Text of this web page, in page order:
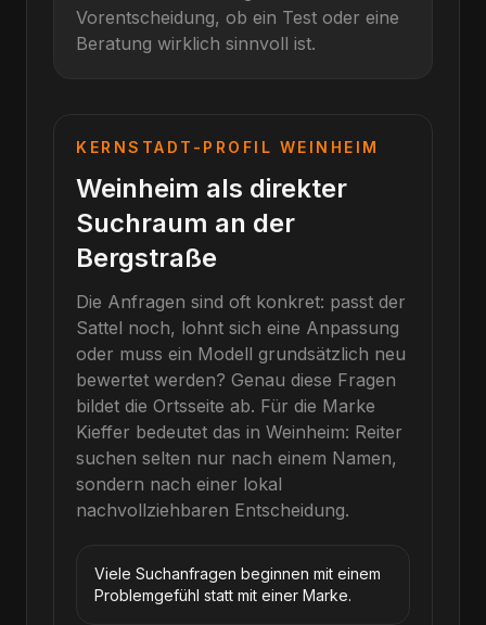
Vorentscheidung, ob ein Test oder eine
Beratung wirklich sinnvoll ist.
KERNSTADT-PROFIL WEINHEIM
Weinheim als direkter
Suchraum an der
Bergstraße
Die Anfragen sind oft konkret: passt der
Sattel noch, lohnt sich eine Anpassung
oder muss ein Modell grundsätzlich neu
bewertet werden? Genau diese Fragen
bildet die Ortsseite ab. Für die Marke
Kieffer bedeutet das in Weinheim: Reiter
suchen selten nur nach einem Namen,
sondern nach einer lokal
nachvollziehbaren Entscheidung.
Viele Suchanfragen beginnen mit einem
Problemgefühl statt mit einer Marke.